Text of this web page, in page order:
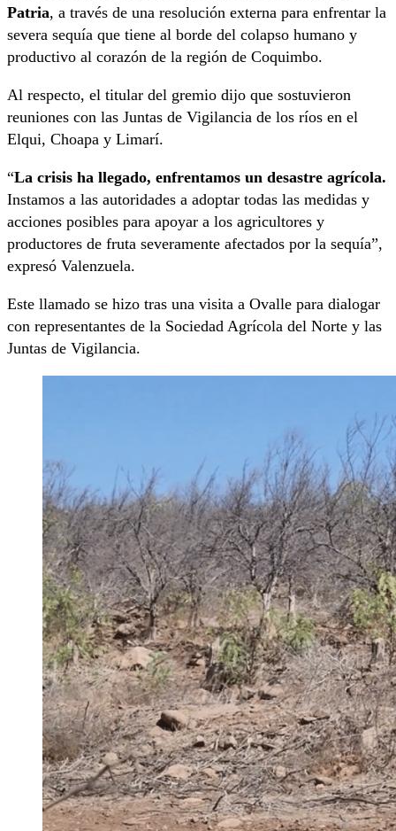
Patria, a través de una resolución externa para enfrentar la
severa sequía que tiene al borde del colapso humano y
productivo al corazón de la región de Coquimbo.
Al respecto, el titular del gremio dijo que sostuvieron
reuniones con las Juntas de Vigilancia de los ríos en el
Elqui, Choapa y Limarí.
“La crisis ha llegado, enfrentamos un desastre agrícola.
Instamos a las autoridades a adoptar todas las medidas y
acciones posibles para apoyar a los agricultores y
productores de fruta severamente afectados por la sequía”,
expresó Valenzuela.
Este llamado se hizo tras una visita a Ovalle para dialogar
con representantes de la Sociedad Agrícola del Norte y las
Juntas de Vigilancia.